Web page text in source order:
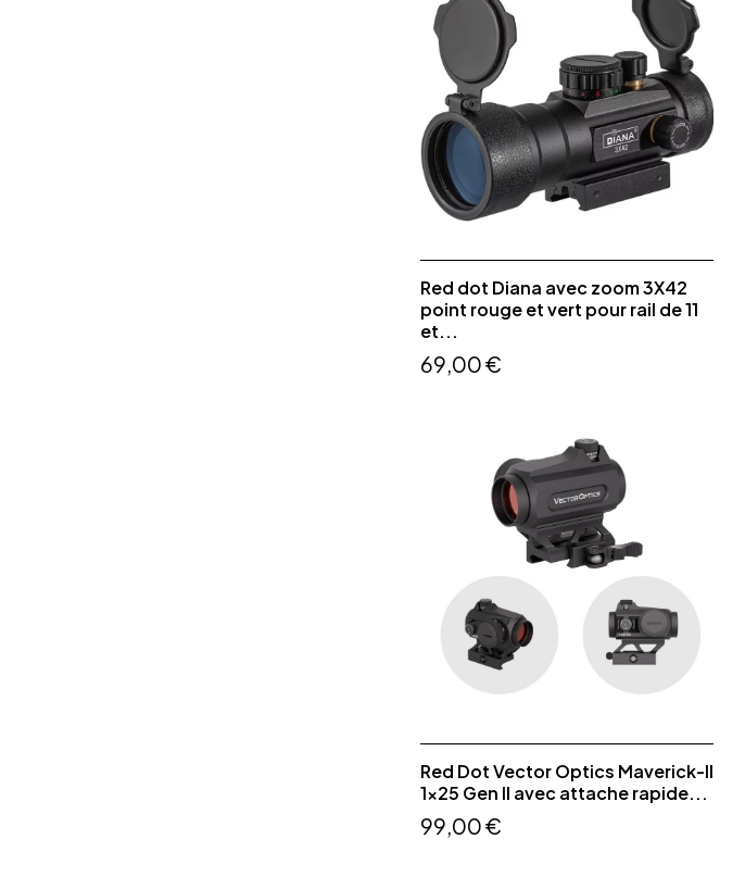
Red dot Diana avec zoom 3X42
point rouge et vert pour rail de 11
et...
69,00 €
Red Dot Vector Optics Maverick-II
1x25 Gen II avec attache rapide...
99,00 €